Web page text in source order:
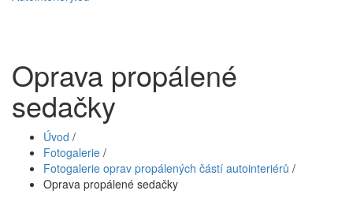
Oprava propálené
sedačky
Úvod /
Fotogalerie /
Fotogalerie oprav propálených částí autointeriérů /
Oprava propálené sedačky